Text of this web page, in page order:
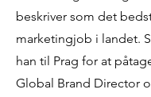
beskriver som det
marketingjob i landet.
han til Prag for at
Global Brand Director